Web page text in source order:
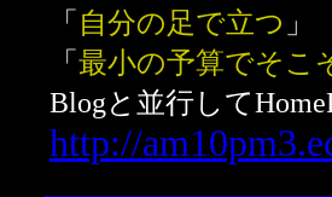
「 自分の足で立つ 」
「 最小の予算でそこ
Blogと並行して
http://